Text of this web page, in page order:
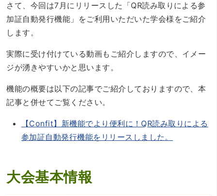
さて、今回は7月にリリースした「QR読み取りによる参
加証自動発行機能」をご利用いただいた学会様をご紹介
します。
実際に受け付けている動画もご紹介しますので、イメー
ジが湧きやすいかと思います。
機能の概要は以下の記事でご紹介しておりますので、本
記事と併せてご覧ください。
【Confit】新機能でより便利に！QR読み取りによる
参加証自動発行機能をリリースしました。
大会基本情報